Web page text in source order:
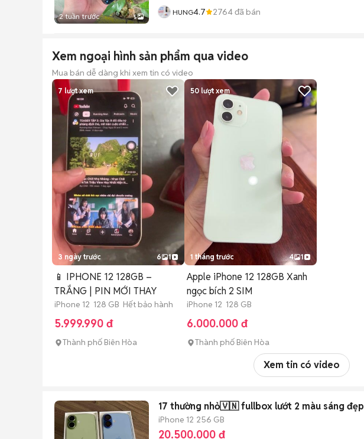
2 tuần trước 5 HUNG4.7 2764đã bán
Xem ngoại hình sản phẩm qua video
Mua bán dễ dàng khi xem tin có video
7 lượt xem
3 ngày trước 6 1
📱 IPHONE 12 128GB –
TRẮNG | PIN MỚI THAY
iPhone 12 128 GB Hết bảo hành
5.999.990 đ
Thành phố Biên Hòa
50 lượt xem
1 tháng trước 4 1
Apple iPhone 12 128GB Xanh
ngọc bích 2 SIM
iPhone 12 128 GB
6.000.000 đ
Thành phố Biên Hòa
Xem tin có video
17 thường nhỏ🇻🇳 fullbox lướt 2 màu sáng đẹp
iPhone 12 256 GB
20.500.000 đ